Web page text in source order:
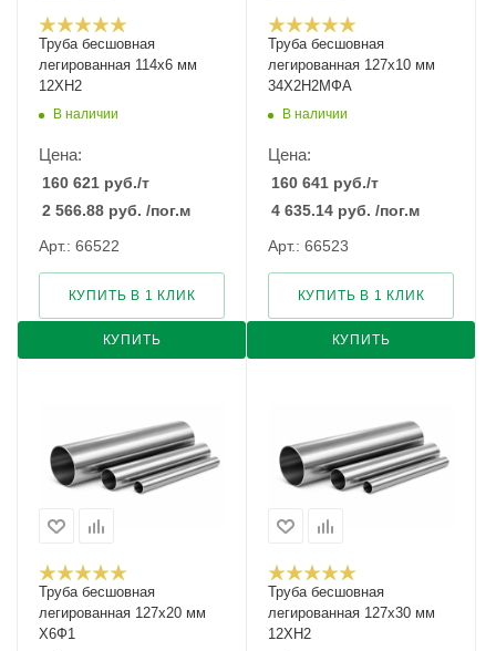
Труба бесшовная
легированная 114х6 мм
12ХН2
В наличии
Цена:
160 621 руб./т
2 566.88 руб. /пог.м
Арт.: 66522
КУПИТЬ
КУПИТЬ В 1 КЛИК
Труба бесшовная
легированная 127х10 мм
34Х2Н2МФА
В наличии
Цена:
160 641 руб./т
4 635.14 руб. /пог.м
Арт.: 66523
КУПИТЬ
КУПИТЬ В 1 КЛИК
Труба бесшовная
легированная 127х20 мм
Х6Ф1
Труба бесшовная
легированная 127х30 мм
12ХН2